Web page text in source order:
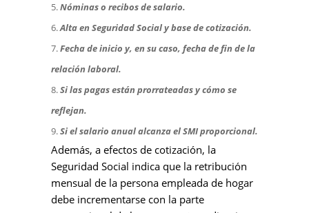
Nóminas o recibos de salario.
Alta en Seguridad Social y base de cotización.
Fecha de inicio y, en su caso, fecha de fin de la
relación laboral.
Si las pagas están prorrateadas y cómo se
reflejan.
Si el salario anual alcanza el SMI proporcional.
Además, a efectos de cotización, la
Seguridad Social indica que la retribución
mensual de la persona empleada de hogar
debe incrementarse con la parte